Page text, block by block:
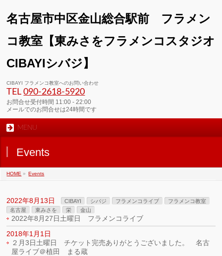
名古屋市中区金山総合駅前 フラメン
コ教室【東みさをフラメンコスタジオ
CIBAYIシバジ】
CIBAYI フラメンコ教室へのお問い合わせ
TEL090-2618‐5920
お問合せ受付時間 11:00 - 22:00
メールでのお問合せは24時間です
MENU
Events
HOME » Events
2022年8月13日 CIBAYI シバジ フラメンコライブ
フラメンコ教室
名古屋
東みさを 栄 金山
2022年8月27日土曜日 フラメンコライブ
2018年1月1日
２月3日土曜日 チケット完売ありがとうございました。 名古
屋ライブ＠植田 まる蔵